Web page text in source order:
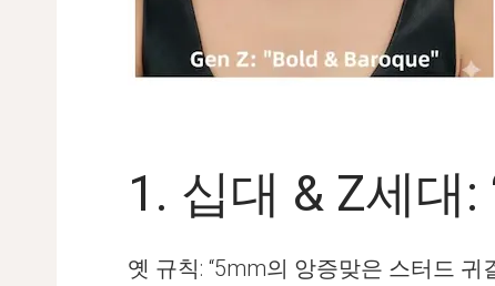
1. 십대 & Z세대:
옛 규칙: “5mm의 앙증맞은 스터드 귀